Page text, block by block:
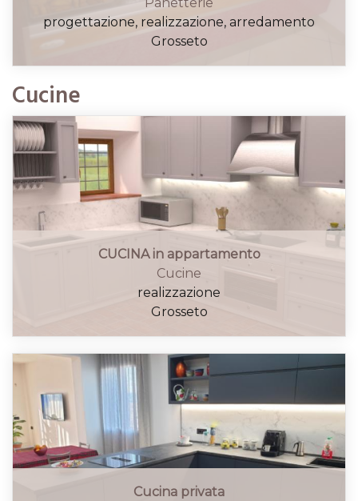
progettazione, realizzazione, arredamento
Grosseto
Cucine
CUCINA in appartamento
Cucine
realizzazione
Grosseto
Cucina privata